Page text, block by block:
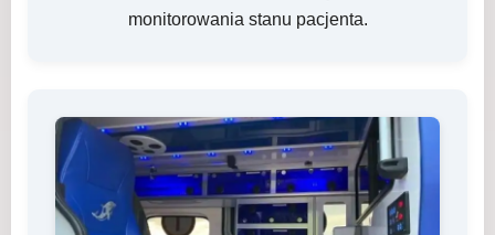
monitorowania stanu pacjenta.